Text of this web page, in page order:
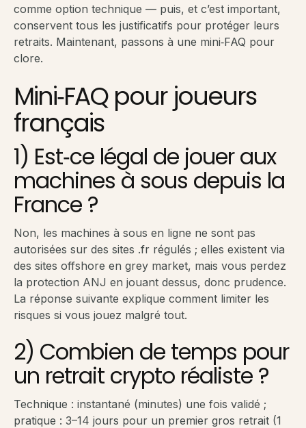
comme option technique — puis, et c’est important,
conservent tous les justificatifs pour protéger leurs
retraits. Maintenant, passons à une mini‑FAQ pour
clore.
Mini‑FAQ pour joueurs
français
1) Est‑ce légal de jouer aux
machines à sous depuis la
France ?
Non, les machines à sous en ligne ne sont pas
autorisées sur des sites .fr régulés ; elles existent via
des sites offshore en grey market, mais vous perdez
la protection ANJ en jouant dessus, donc prudence.
La réponse suivante explique comment limiter les
risques si vous jouez malgré tout.
2) Combien de temps pour
un retrait crypto réaliste ?
Technique : instantané (minutes) une fois validé ;
pratique : 3–14 jours pour un premier gros retrait (1